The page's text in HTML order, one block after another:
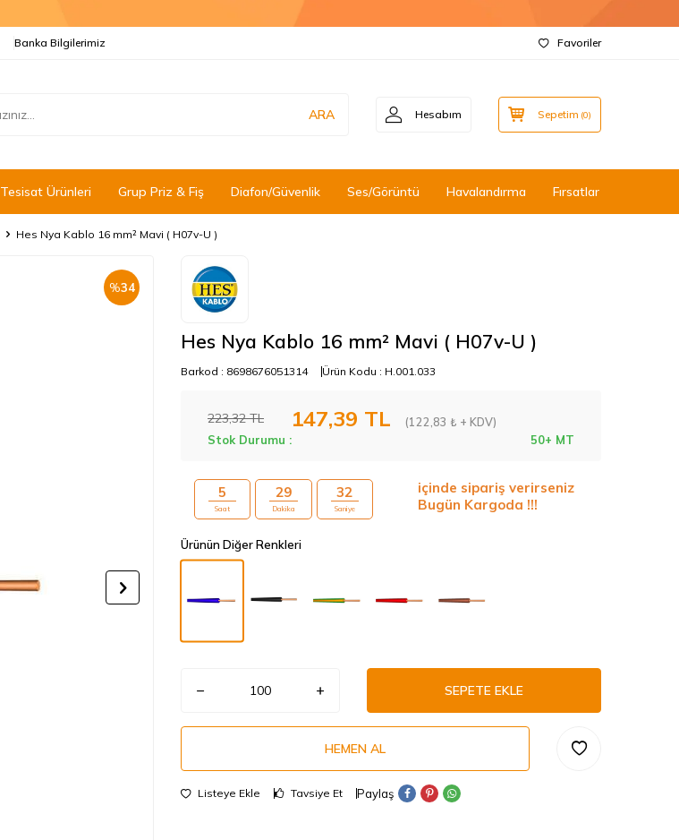
Banka Bilgilerimiz Favoriler
ARA Hesabım Sepetim (0)
Tesisat Ürünleri Grup Priz & Fiş Diafon/Güvenlik Ses/Görüntü Havalandırma Fırsatlar
Hes Nya Kablo 16 mm² Mavi ( H07v-U )
%34
Hes Nya Kablo 16 mm² Mavi ( H07v-U )
Barkod : 8698676051314 Ürün Kodu : H.001.033
223,32TL 147,39 TL
(122,83 ₺ + KDV)
Stok Durumu :
50+ MT
5
Saat
29
Dakika
31
Saniye
içinde sipariş verirseniz
Bugün Kargoda !!!
Ürünün Diğer Renkleri
SEPETE EKLE
HEMEN AL
Listeye Ekle Tavsiye Et Paylaş